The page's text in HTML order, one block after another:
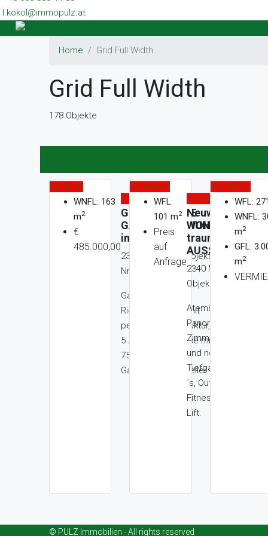
l.kokol@immopulz.at
Home Grid Full Width
Grid Full Width
178 Objekte
Verkauft
WNFL: 163
m2
€
485.000,00
Verkauft
GROSSZÜGIGE
GARTENWOHNUNG
in GRÜNLAGE
2340 Mödling – Objekt
Nr. 567
Gartenwohnung
Richtung Süden mit
perfekter Infrastruktur,
5 Zimmer, Terrasse mit
750 m² Garten, 3
Garagenplätze, Keller.
Vermietet
WFL:
101 m2
Preis
auf
Anfrage
Vermietet
Neuwertige
WOHNUNG in
traumhafter
2340 Mödling –
Objekt Nr. 556
Atemberaubender
Panoramablick, 4
Zimmer, Balkon west-
und nordseitig, Keller,
Tiefgarage für 2 PKW
´s, Outdoor-Pool,
Fitnessraum, Sauna,
Lift.
Vermietet
WFL:
WNFL:
m2
GFL:
m2
© PULZ Immobilien - All rights reserved